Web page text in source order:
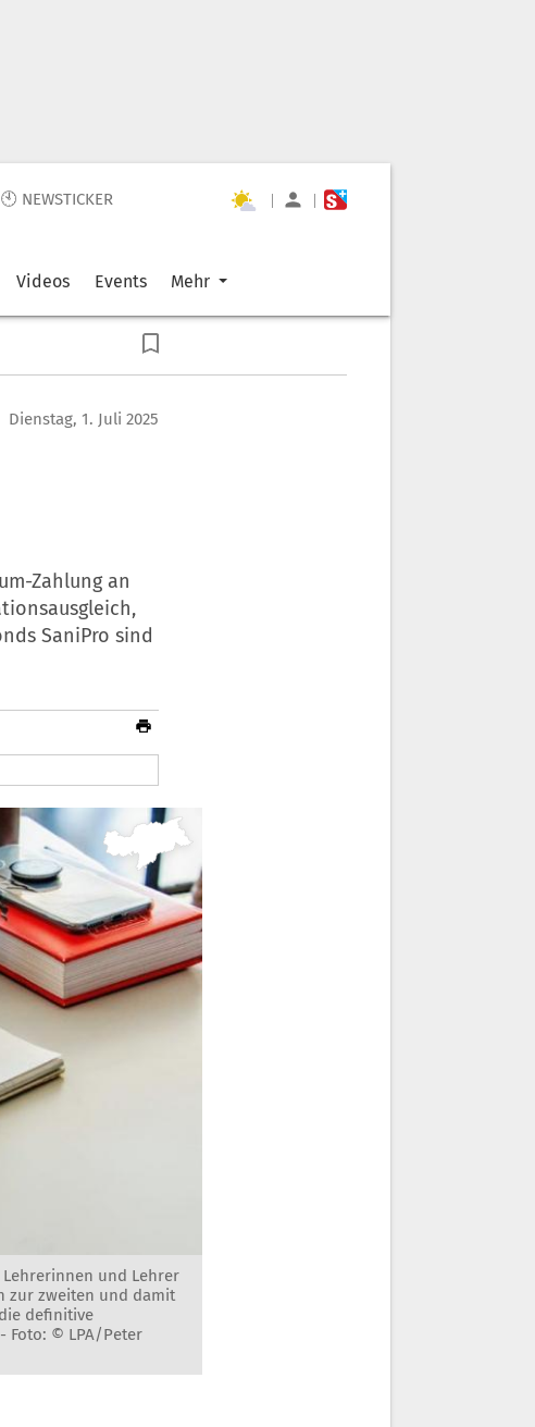
🕙 NEWSTICKER | |
Videos Events Mehr
Dienstag, 1. Juli 2025
Zahlung an
SaniPro sind
Lehrerinnen und Lehrer
zur zweiten und damit
definitive
Foto: © LPA/Peter